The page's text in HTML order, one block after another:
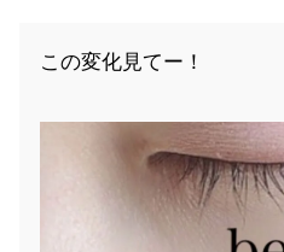
この変化見てー！